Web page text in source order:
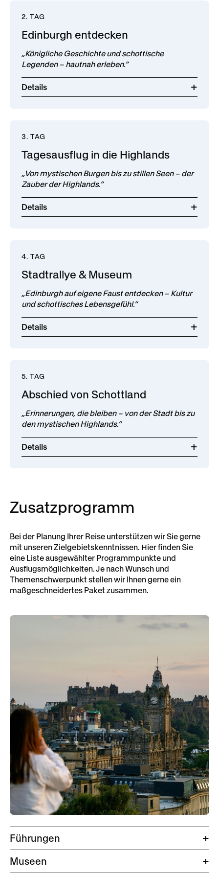
2. TAG
Edinburgh entdecken
„Königliche Geschichte und schottische
Legenden – hautnah erleben.“
Details
3. TAG
Tagesausflug in die Highlands
„Von mystischen Burgen bis zu stillen Seen – der
Zauber der Highlands.“
Details
4. TAG
Stadtrallye & Museum
„Edinburgh auf eigene Faust entdecken – Kultur
und schottisches Lebensgefühl.“
Details
5. TAG
Abschied von Schottland
„Erinnerungen, die bleiben – von der Stadt bis zu
den mystischen Highlands.“
Details
Zusatzprogramm
Bei der Planung Ihrer Reise unterstützen wir Sie gerne
mit unseren Zielgebietskenntnissen. Hier finden Sie
eine Liste ausgewählter Programmpunkte und
Ausflugsmöglichkeiten. Je nach Wunsch und
Themenschwerpunkt stellen wir Ihnen gerne ein
maßgeschneidertes Paket zusammen.
Führungen
Museen